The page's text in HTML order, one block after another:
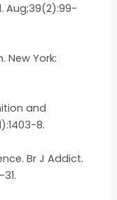
Aug;39(2):99-
New York:
and
8.
Br J Addict.